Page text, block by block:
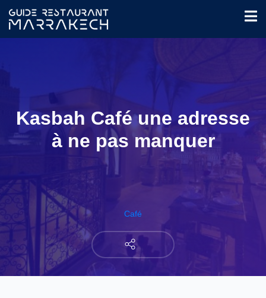
Kasbah Café une adresse
à ne pas manquer
Café